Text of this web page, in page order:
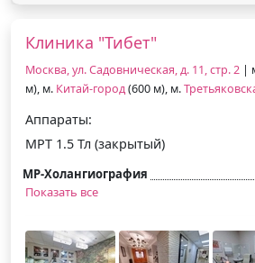
Клиника "Тибет"
Москва, ул. Садовническая, д. 11, стр. 2 |
м), м. Китай-город(600 м), м.
Аппараты:
МРТ 1.5 Тл (закрытый)
МР-Холангиография
Показать все